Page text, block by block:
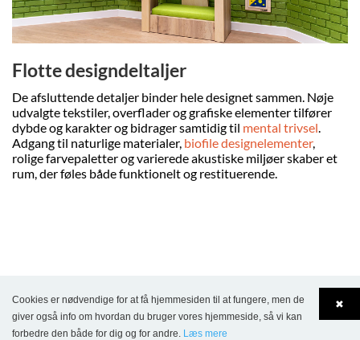
Flotte designdeltaljer
De afsluttende detaljer binder hele designet sammen. Nøje
udvalgte tekstiler, overflader og grafiske elementer tilfører
dybde og karakter og bidrager samtidig til mental trivsel
Adgang til naturlige materialer, biofile designelementer,
rolige farvepaletter og varierede akustiske miljøer skaber et
rum, der føles både funktionelt og restituerende.
Forskellige farver og teksturer øger den visuelle dynamik,
mens specialdesignet polstring på møbler, reoler og
skræddersyede elementer løfter helhedsindtrykket. Grafiske
detaljer integreret i reoler og børnemøbler styrker
✖
Cookies er nødvendige for at få hjemmesiden til at fungere, men de
giver også info om hvordan du bruger vores hjemmeside, så vi kan
forbedre den både for dig og for andre. Læs mere